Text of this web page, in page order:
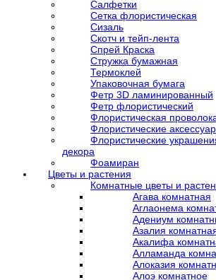
Салфетки
Сетка флористическая
Сизаль
Скотч и тейп-лента
Спрей Краска
Стружка бумажная
Термоклей
Упаковочная бумага
Фетр 3D ламинированный
Фетр флористический
Флористическая
Флористические
Флористические
декора
Фоамиран
Цветы и растения
Комнатные цветы и
Агава комнатная
Аглаонема
Адениум
Азалия
Акалифа
Алламанда
Алоказия
Алоэ комнатное